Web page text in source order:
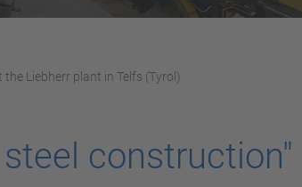
Liebherr plant in Telfs (Tyrol)
construction"